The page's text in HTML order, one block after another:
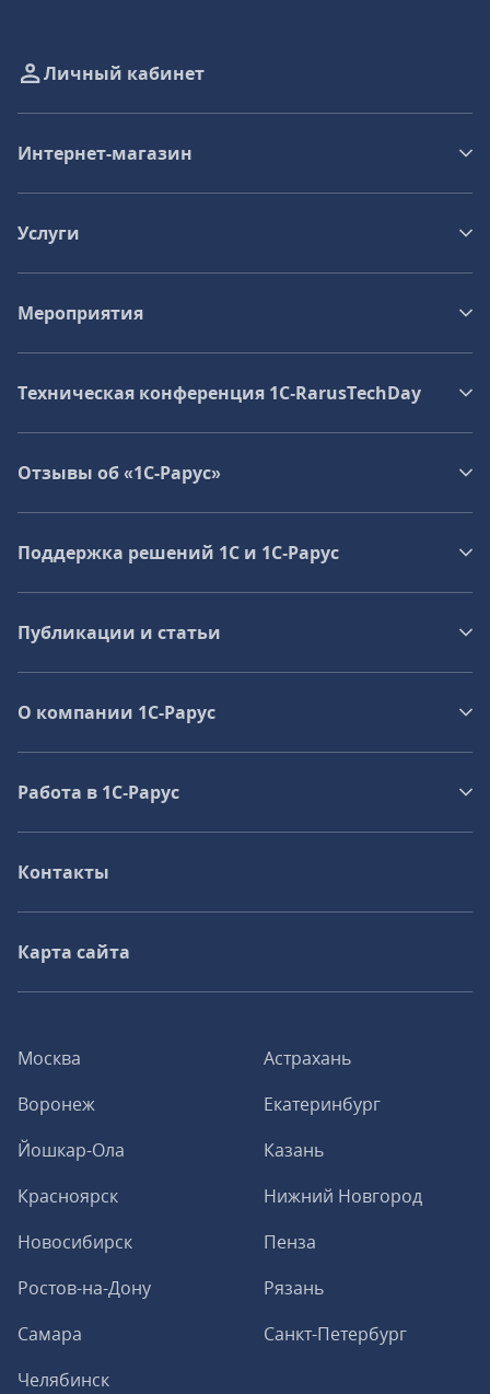
Москва
Астрахань
Воронеж
Екатеринбург
Йошкар-Ола
Казань
Красноярск
Нижний Новгород
Новосибирск
Пенза
Ростов-на-Дону
Рязань
Самара
Санкт-Петербург
Челябинск
Личный кабинет
Интернет-магазин
Услуги
Мероприятия
Техническая конференция 1C‑RarusTechDay
Отзывы об «1С-Рарус»
Поддержка решений 1С и 1С‑Рарус
Публикации и статьи
О компании 1C-Рарус
Работа в 1С‑Рарус
Контакты
Карта сайта